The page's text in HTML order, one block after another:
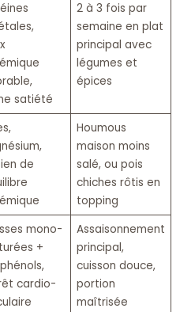
satiété
2 à 3 fois par
semaine en plat
principal avec
légumes et
épices
de
Houmous
maison moins
salé, ou pois
chiches rôtis en
topping
mono-
+
cardio-
Assaisonnement
principal,
cuisson douce,
portion
maîtrisée